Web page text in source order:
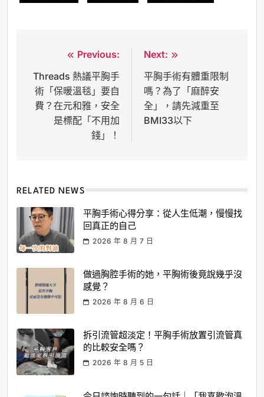
章
導
Previous:
Threads 熱議平胸手
術「保暖溫毯」要自
費？在元和雅，安全
是標配「不用加
錢」！
Next:
平胸手術有體重限制
嗎？為了「麻醉安
全」，請先減重至
BMI33以下
RELATED NEWS
平胸手術心得分享：從人生低潮，慢慢找
回真正的自己
2026 年 8 月 7 日
做過胸腔手術的她，平胸術後竟說幾乎沒
感覺？
2026 年 8 月 6 日
拆引流管超淡定！平胸手術放置引流管真
的比較安全嗎？
2026 年 8 月 5 日